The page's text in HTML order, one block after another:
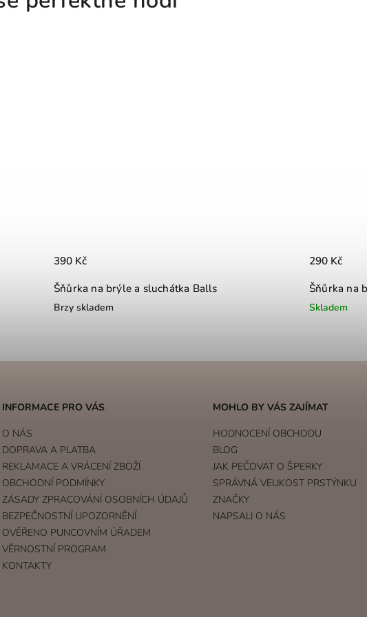
Šňůrka na brýle a sluchátka Balls
Brzy skladem
390 Kč
Šňůrka na
Skladem
290 Kč
INFORMACE PRO VÁS
O NÁS
DOPRAVA A PLATBA
REKLAMACE A VRÁCENÍ ZBOŽÍ
OBCHODNÍ PODMÍNKY
ZÁSADY ZPRACOVÁNÍ OSOBNÍCH ÚDAJŮ
BEZPEČNOSTNÍ UPOZORNĚNÍ
OVĚŘENO PUNCOVNÍM ÚŘADEM
VĚRNOSTNÍ PROGRAM
KONTAKTY
MOHLO BY VÁS ZAJÍMAT
HODNOCENÍ OBCHODU
BLOG
JAK PEČOVAT O ŠPERKY
SPRÁVNÁ VELIKOST PRSTÝNKU
ZNAČKY
NAPSALI O NÁS